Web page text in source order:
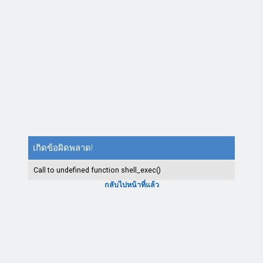
เกิดข้อผิดพลาด!
Call to undefined function shell_exec()
กลับไปหน้าที่แล้ว